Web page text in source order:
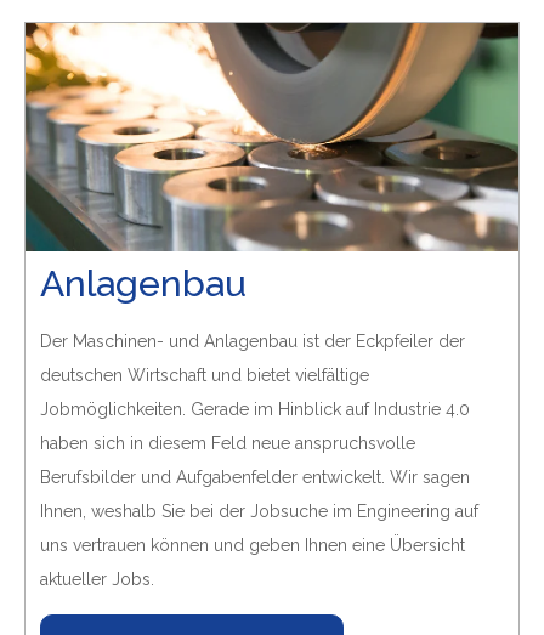
Anlagenbau
Der Maschinen- und Anlagenbau ist der Eckpfeiler der
deutschen Wirtschaft und bietet vielfältige
Jobmöglichkeiten. Gerade im Hinblick auf Industrie 4.0
haben sich in diesem Feld neue anspruchsvolle
Berufsbilder und Aufgabenfelder entwickelt. Wir sagen
Ihnen, weshalb Sie bei der Jobsuche im Engineering auf
uns vertrauen können und geben Ihnen eine Übersicht
aktueller Jobs.